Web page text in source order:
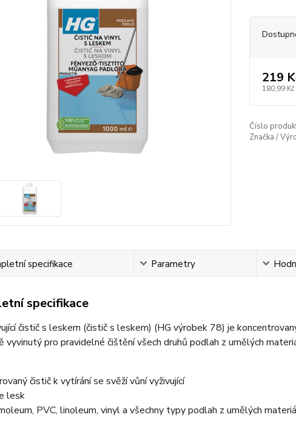
219
180,99 Kč
Číslo
Značka /
specifikace Parametry
specifikace
čistič s leskem (čistič s leskem) (HG výrobek 78) je
vyvinutý pro pravidelné čištění všech druhů podlah z umělých
čistič k vytírání se svěží vůní vyživující
lesk
PVC, linoleum, vinyl a všechny typy podlah z umělých